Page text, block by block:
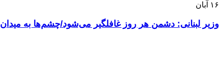
۱۶ آبان
وزیر لبنانی: دشمن هر روز غافلگیر می‌شود/چشم‌ها به